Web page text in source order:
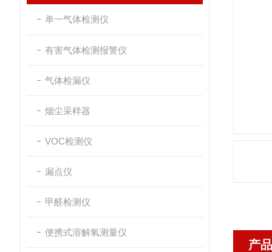
单一气体检测仪
有害气体检测报警仪
气体检漏仪
烟尘采样器
VOC检测仪
漏点仪
甲醛检测仪
便携式溶解氧测量仪
产